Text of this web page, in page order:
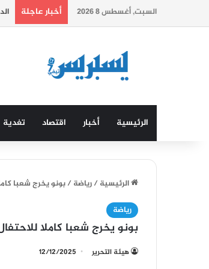
السبت, أغسطس 8 2026 أخبار عاجلة
الرئيسية أخبار اقتصاد تغدية
الرئيسية/رياضة/بونو يخرج شعبا
رياضة
بونو يخرج شعبا كاملا
هيئة التحرير 12/12/2025